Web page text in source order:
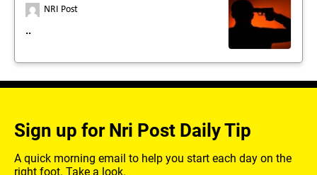
NRI Post
..
Sign up for Nri Post Daily Tip
A quick morning email to help you start each day on the
right foot. Take a look.